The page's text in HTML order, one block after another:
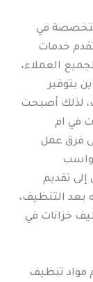
في
خدمات
العملاء،
بتوفير
لذلك أصبحت
في ام
فرق عمل
تقديم
بعد التنظيف،
خزانات في
مواد تنظيف